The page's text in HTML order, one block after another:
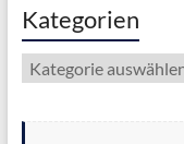
Kategorien
Kategorien